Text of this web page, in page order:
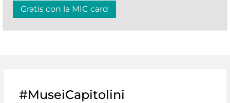
Gratis con la MIC card
#MuseiCapitolini